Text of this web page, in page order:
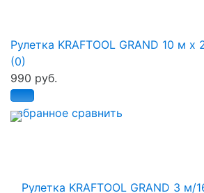
избранное сравнить
Рулетка KRAFTOOL GRAND 10 м
(0)
990 руб.